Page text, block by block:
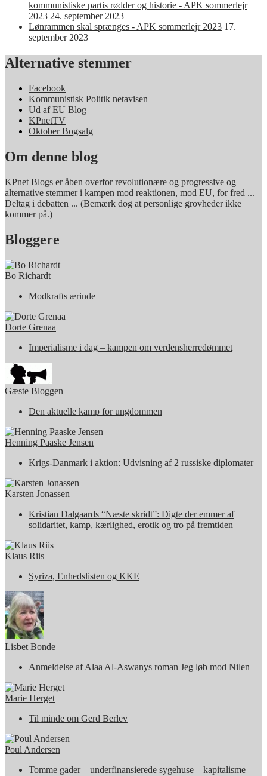
kommunistiske partis rødder og historie - APK sommerlejr
2023 24. september 2023
Lønrammen skal sprænges - APK sommerlejr 2023 17.
september 2023
Alternative stemmer
Facebook
Kommunistisk Politik netavisen
Ud af EU Blog
KPnetTV
Oktober Bogsalg
Om denne blog
KPnet Blogs er åben overfor revolutionære og progressive og
alternative stemmer i kampen mod reaktionen, mod EU, for fred ...
Deltag i debatten ... (Bemærk dog at personlige grovheder ikke
kommer på.)
Bloggere
Bo Richardt
Modkrafts ærinde
Dorte Grenaa
Imperialisme i dag – kampen om verdensherredømmet
Gæste Bloggen
Den aktuelle kamp for ungdommen
Henning Paaske Jensen
Krigs-Danmark i aktion: Udvisning af 2 russiske diplomater
Karsten Jonassen
Kristian Dalgaards “Næste skridt”: Digte der emmer af
solidaritet, kamp, kærlighed, erotik og tro på fremtiden
Klaus Riis
Syriza, Enhedslisten og KKE
Lisbet Bonde
Anmeldelse af Alaa Al-Aswanys roman Jeg løb mod Nilen
Marie Herget
Til minde om Gerd Berlev
Poul Andersen
Tomme gader – underfinansierede sygehuse – kapitalisme